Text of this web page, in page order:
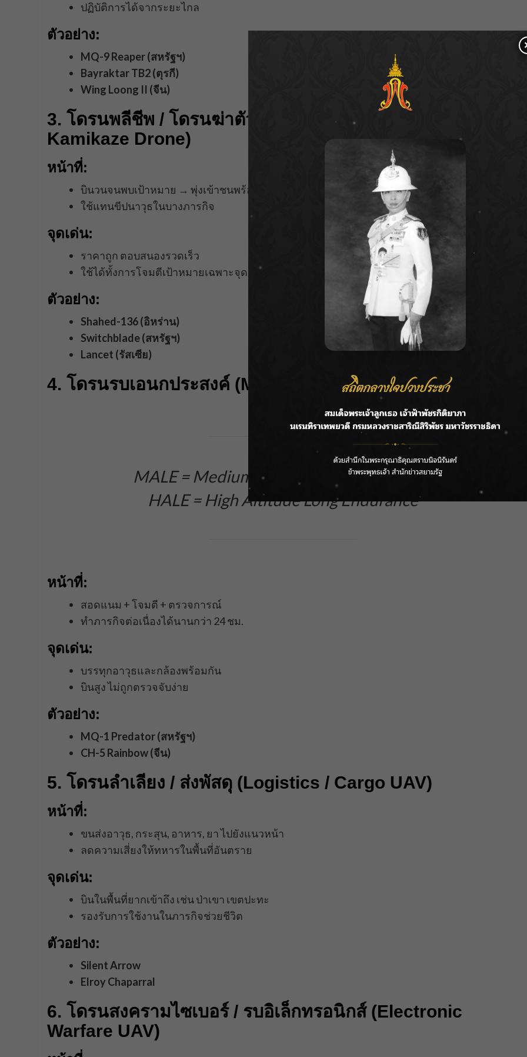
ปฏิบัติการได้จากระยะไกล
ตัวอย่าง:
MQ-9 Reaper (สหรัฐฯ)
Bayraktar TB2 (ตุรกี)
Wing Loong II (จีน)
3. โดรนพลีชีพ / โดรนฆ่าตัวตาย (Loitering Munitions /
Kamikaze Drone)
หน้าที่:
บินวนจนพบเป้าหมาย → พุ่งเข้าชนพร้อมระเบิดตัวเอง
ใช้แทนขีปนาวุธในบางภารกิจ
จุดเด่น:
ราคาถูก ตอบสนองรวดเร็ว
ใช้ได้ทั้งการโจมตีเป้าหมายเฉพาะจุด หรือทำลายอาวุธฝ่ายตรงข้าม
ตัวอย่าง:
Shahed-136 (อิหร่าน)
Switchblade (สหรัฐฯ)
Lancet (รัสเซีย)
4. โดรนรบเอนกประสงค์ (MALE / HALE UAV)
MALE = Medium Altitude Long Endurance
HALE = High Altitude Long Endurance
หน้าที่:
สอดแนม + โจมตี + ตรวจการณ์
ทำภารกิจต่อเนื่องได้นานกว่า 24 ชม.
จุดเด่น:
บรรทุกอาวุธและกล้องพร้อมกัน
บินสูง ไม่ถูกตรวจจับง่าย
ตัวอย่าง:
MQ-1 Predator (สหรัฐฯ)
CH-5 Rainbow (จีน)
5. โดรนลำเลียง / ส่งพัสดุ (Logistics / Cargo UAV)
หน้าที่:
ขนส่งอาวุธ, กระสุน, อาหาร, ยา ไปยังแนวหน้า
ลดความเสี่ยงให้ทหารในพื้นที่อันตราย
จุดเด่น:
บินในพื้นที่ยากเข้าถึง เช่น ป่าเขา เขตปะทะ
รองรับการใช้งานในภารกิจช่วยชีวิต
ตัวอย่าง:
Silent Arrow
Elroy Chaparral
6. โดรนสงครามไซเบอร์ / รบอิเล็กทรอนิกส์ (Electronic
Warfare UAV)